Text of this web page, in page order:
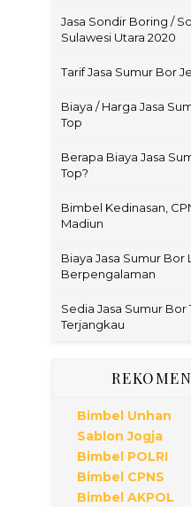
Jasa Sondir Boring /
Sulawesi Utara 2020
Tarif Jasa Sumur Bor
Biaya / Harga Jasa
Top
Berapa Biaya Jasa
Top?
Bimbel Kedinasan,
Madiun
Biaya Jasa Sumur Bor
Berpengalaman
Sedia Jasa Sumur
Terjangkau
Bimbel Unhan
Sablon Jogja
Bimbel POLRI
Bimbel CPNS
Bimbel AKPOL